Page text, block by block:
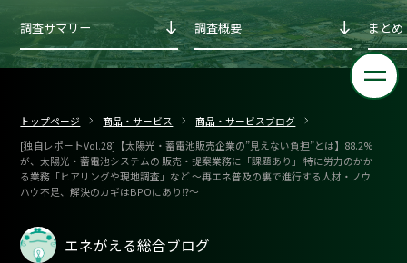
トップページ 商品・サービス
商品・サービスブログ
[独自レポートVol.28]【太陽光・蓄電池販売企業の”見えない負担”とは】88.2%
が、太陽光・蓄電池システムの 販売・提案業務に「課題あり」 特に労力のかか
る業務「ヒアリングや現地調査」など ～再エネ普及の裏で進行する人材・ノウ
ハウ不足、解決のカギはBPOにあり⁉～
エネがえる総合ブログ
調査サマリー 調査概要 まとめ